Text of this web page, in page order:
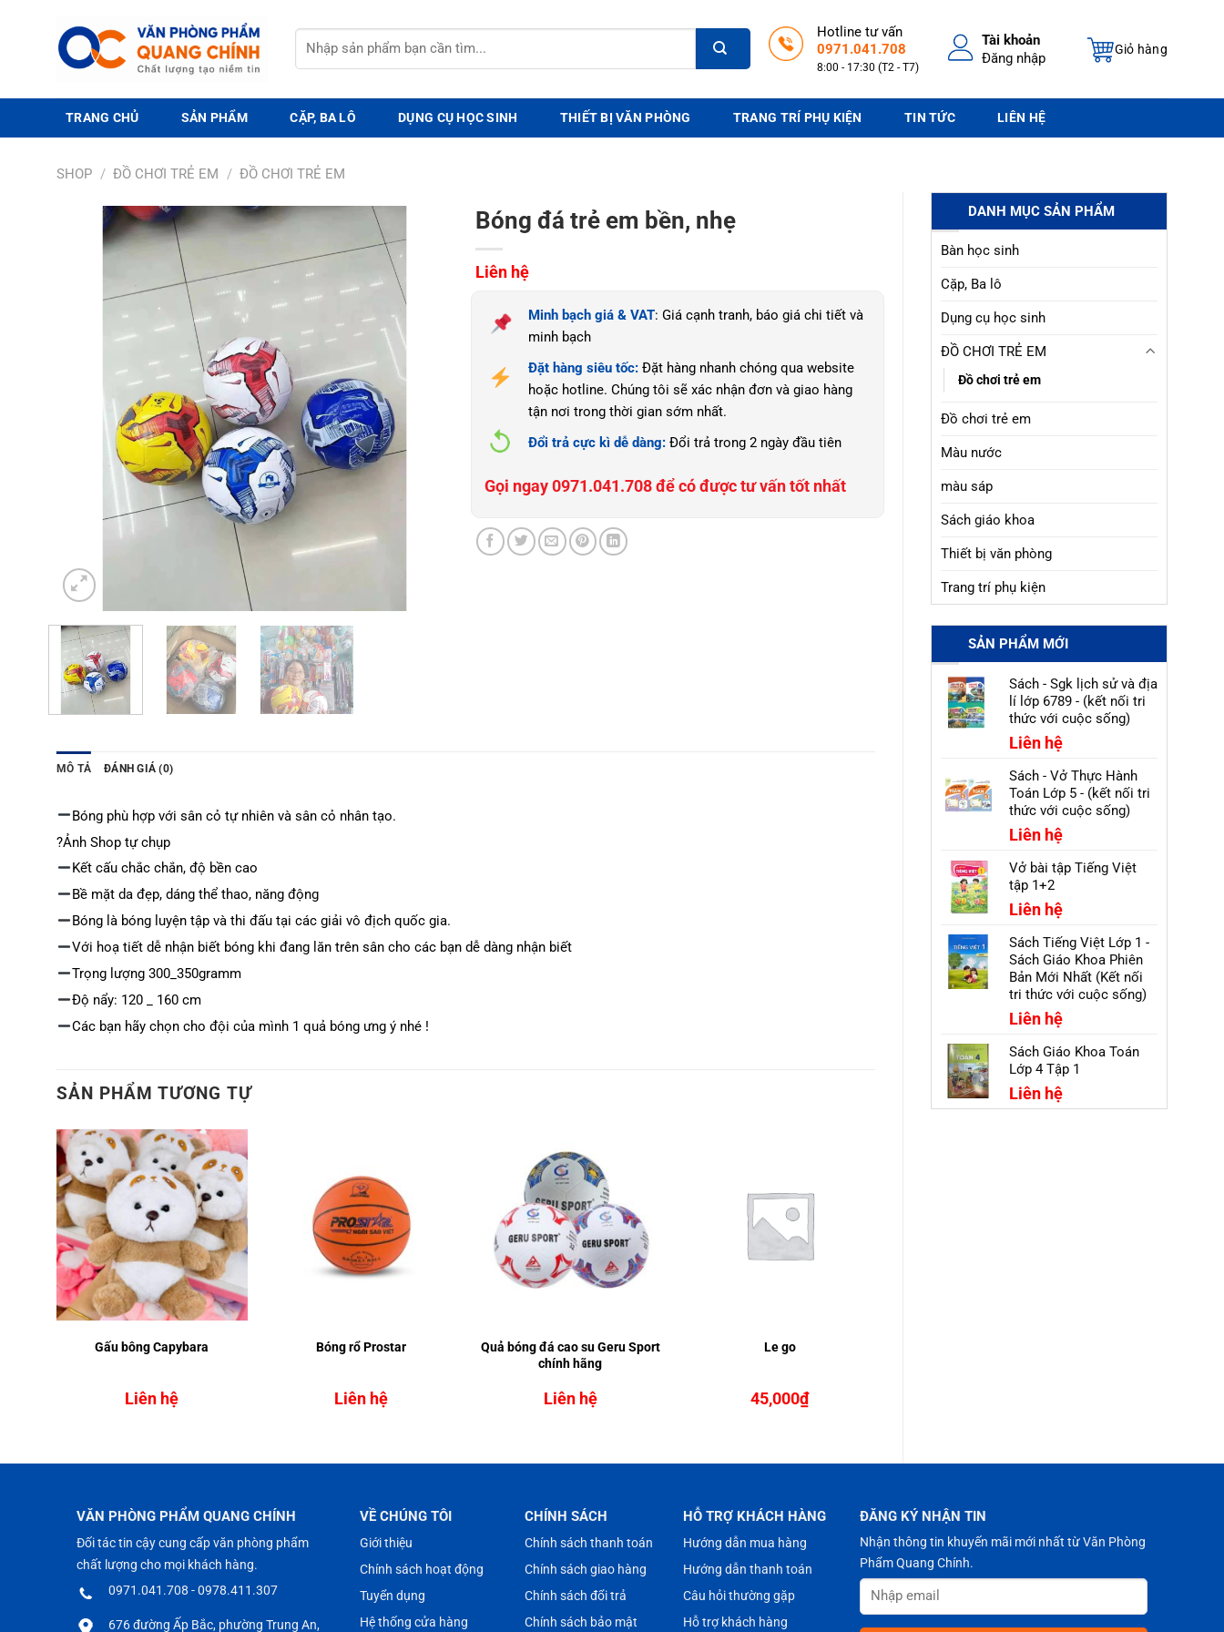
Tìm
kiếm:
Hotline tư vấn
0971.041.708
8:00 - 17:30 (T2 - T7)
Tài khoản
Đăng nhập
Giỏ hàng
TRANG CHỦ SẢN PHẨM CẶP, BA LÔ DỤNG CỤ HỌC SINH THIẾT BỊ VĂN PHÒNG TRANG TRÍ PHỤ KIỆN TIN TỨC LIÊN HỆ
SHOP / ĐỒ CHƠI TRẺ EM / ĐỒ CHƠI TRẺ EM
DANH MỤC SẢN PHẨM
Bàn học sinh
Cặp, Ba lô
Dụng cụ học sinh
ĐỒ CHƠI TRẺ EM
Đồ chơi trẻ em
Đồ chơi trẻ em
Màu nước
màu sáp
Sách giáo khoa
Thiết bị văn phòng
Trang trí phụ kiện
SẢN PHẨM MỚI
Sách - Sgk lịch sử và địa
lí lớp 6789 - (kết nối tri
thức với cuộc sống)
Liên hệ
Sách - Vở Thực Hành
Toán Lớp 5 - (kết nối tri
thức với cuộc sống)
Liên hệ
Vở bài tập Tiếng Việt
tập 1+2
Liên hệ
Sách Tiếng Việt Lớp 1 -
Sách Giáo Khoa Phiên
Bản Mới Nhất (Kết nối
tri thức với cuộc sống)
Liên hệ
Sách Giáo Khoa Toán
Lớp 4 Tập 1
Liên hệ
Bóng đá trẻ em bền, nhẹ
Liên hệ
Minh bạch giá & VAT: Giá cạnh tranh, báo giá chi tiết và
minh bạch
Đặt hàng siêu tốc:Đặt hàng nhanh chóng qua website
hoặc hotline. Chúng tôi sẽ xác nhận đơn và giao hàng
tận nơi trong thời gian sớm nhất.
Đổi trả cực kì dễ dàng:Đổi trả trong 2 ngày đầu tiên
Gọi ngay 0971.041.708 để có được tư vấn tốt nhất
MÔ TẢ ĐÁNH GIÁ (0)
Bóng phù hợp với sân cỏ tự nhiên và sân cỏ nhân tạo.
?Ảnh Shop tự chụp
Kết cấu chắc chắn, độ bền cao
Bề mặt da đẹp, dáng thể thao, năng động
Bóng là bóng luyện tập và thi đấu tại các giải vô địch quốc gia.
Với hoạ tiết dễ nhận biết bóng khi đang lăn trên sân cho các bạn dễ dàng nhận biết
Trọng lượng 300_350gramm
Độ nẩy: 120 _ 160 cm
Các bạn hãy chọn cho đội của mình 1 quả bóng ưng ý nhé !
SẢN PHẨM TƯƠNG TỰ
Gấu bông Capybara
Liên hệ
Bóng rổ Prostar
Liên hệ
Quả bóng đá cao su Geru Sport
chính hãng
Liên hệ
Le go
45,000₫
VĂN PHÒNG PHẨM QUANG CHÍNH
Đối tác tin cậy cung cấp văn phòng phẩm
chất lượng cho mọi khách hàng.
0971.041.708 - 0978.411.307
676 đường Ấp Bắc, phường Trung An,
VỀ CHÚNG TÔI
Giới thiệu
Chính sách hoạt động
Tuyển dụng
Hệ thống cửa hàng
CHÍNH SÁCH
Chính sách thanh toán
Chính sách giao hàng
Chính sách đổi trả
Chính sách bảo mật
HỖ TRỢ KHÁCH HÀNG
Hướng dẫn mua hàng
Hướng dẫn thanh toán
Câu hỏi thường gặp
Hỗ trợ khách hàng
ĐĂNG KÝ NHẬN TIN
Nhận thông tin khuyến mãi mới nhất từ Văn Phòng
Phẩm Quang Chính.